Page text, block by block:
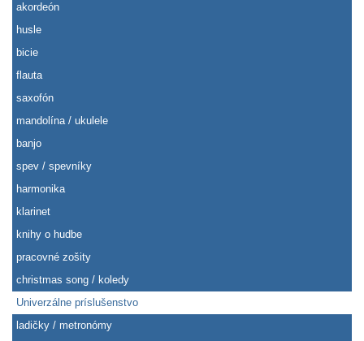
akordeón
husle
bicie
flauta
saxofón
mandolína / ukulele
banjo
spev / spevníky
harmonika
klarinet
knihy o hudbe
pracovné zošity
christmas song / koledy
Univerzálne príslušenstvo
ladičky / metronómy